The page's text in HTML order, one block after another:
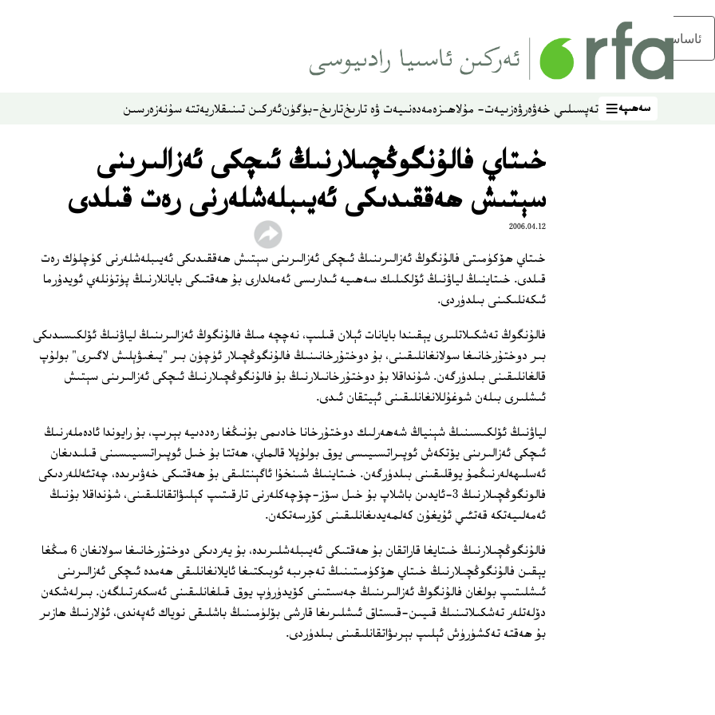
ئاساسلىق مەزمۇنغا ئاتلاڭ
سەھىپە
سەھىپە تەپسىلىي خەۋەرۋەزىيەت- مۇلاھىزەمەدەنىيەت ۋە تارىختارىخ-بۈگۈنئەركىن تىنىقلاريەتتە سۇنەزەرسىن
خىتاي فالۇنگوڭچىلارنىڭ ئىچكى ئەزالىرىنى
سېتىش ھەققىدىكى ئەيىبلەشلەرنى رەت قىلدى
2006.04.12
خىتاي ھۆكۈمىتى فالۇنگوڭ ئەزالىرىنىڭ ئىچكى ئەزالىرىنى سېتىش ھەققىدىكى ئەيىبلەشلەرنى كۈچلۈك رەت
قىلدى. خىتاينىڭ لياۋنىڭ ئۆلكىلىك سەھىيە ئىدارىسى ئەمەلدارى بۇ ھەقتىكى بايانلارنىڭ پۈتۈنلەي ئويدۇرما
ئىكەنلىكىنى بىلدۈردى.
فالۇنگوڭ تەشكىلاتلىرى يېقىندا بايانات ئېلان قىلىپ، نەچچە مىڭ فالۇنگوڭ ئەزالىرىنىڭ لياۋنىڭ ئۆلكىسىدىكى
بىر دوختۇرخانىغا سولانغانلىقىنى، بۇ دوختۇرخانىنىڭ فالۇنگوڭچىلار ئۈچۈن بىر "يىغىۋېلىش لاگىرى" بولۇپ
قالغانلىقىنى بىلدۈرگەن. شۇنداقلا بۇ دوختۇرخانىلارنىڭ بۇ فالۇنگوڭچىلارنىڭ ئىچكى ئەزالىرىنى سېتىش
ئىشلىرى بىلەن شوغۇللانغانلىقىنى ئېيتقان ئىدى.
لياۋنىڭ ئۆلكىسىنىڭ شېنياڭ شەھەرلىك دوختۇرخانا خادىمى بۇنىڭغا رەددىيە بېرىپ، بۇ رايوندا ئادەملەرنىڭ
ئىچكى ئەزالىرىنى يۆتكەش ئوپىراتسىيىسى يوق بولۇپلا قالماي، ھەتتا بۇ خىل ئوپىراتسىيىسىنى قىلىدىغان
ئەسلىھەلەرنىڭمۇ يوقلىقىنى بىلدۈرگەن. خىتاينىڭ شىنخۇا ئاگېنتلىقى بۇ ھەقتىكى خەۋىرىدە، چەتئەللەردىكى
فالونگوڭچىلارنىڭ 3‏-ئايدىن باشلاپ بۇ خىل سۆز-چۆچەكلەرنى تارقىتىپ كېلىۋاتقانلىقىنى، شۇنداقلا بۇنىڭ
ئەمەلىيەتكە قەتئىي ئۇيغۇن كەلمەيدىغانلىقىنى كۆرسەتكەن.
فالۇنگوڭچىلارنىڭ خىتايغا قاراتقان بۇ ھەقتىكى ئەيىبلەشلىرىدە، بۇ يەردىكى دوختۇرخانىغا سولانغان 6 مىڭغا
يېقىن فالۇنگوڭچىلارنىڭ خىتاي ھۆكۈمىتىنىڭ تەجرىبە ئوبىكتىغا ئايلانغانلىقى ھەمدە ئىچكى ئەزالىرىنى
ئىشلىتىپ بولغان فالۇنگوڭ ئەزالىرىنىڭ جەسىتىنى كۆيدۈرۈپ يوق قىلغانلىقىنى ئەسكەرتىلگەن. بىرلەشكەن
دۆلەتلەر تەشكىلاتىنىڭ قىيىن-قىستاق ئىشلىرىغا قارشى بۆلۈمىنىڭ باشلىقى نوياك ئەپەندى، ئۇلارنىڭ ھازىر
بۇ ھەقتە تەكشۈرۈش ئېلىپ بېرىۋاتقانلىقىنى بىلدۈردى.